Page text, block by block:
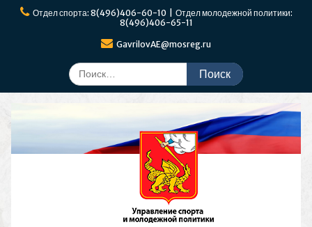
ПерейтиОтдел спорта: 8(496)406-60-10 | Отдел молодежной политики:
8(496)406-65-11
GavrilovAE@mosreg.ru
Поиск
по: